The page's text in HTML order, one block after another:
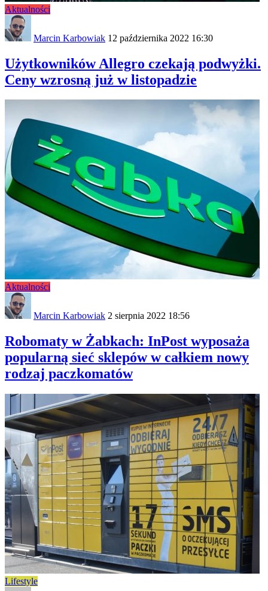
Aktualności
Marcin Karbowiak 12 października 2022 16:30
Użytkowników Allegro czekają podwyżki.
Ceny wzrosną już w listopadzie
Aktualności
Marcin Karbowiak 2 sierpnia 2022 18:56
Robomaty w Żabkach: InPost wyposaża
popularną sieć sklepów w całkiem nowy
rodzaj paczkomatów
Lifestyle